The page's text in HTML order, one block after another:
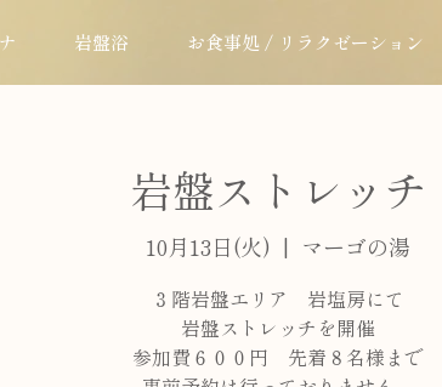
岩盤浴 お食事処 / リラクゼーション
岩盤ストレッチ
10月13日(火)
  |
マーゴの湯
３階岩盤エリア 岩塩房にて
岩盤ストレッチを開催
参加費６００円 先着８名様まで